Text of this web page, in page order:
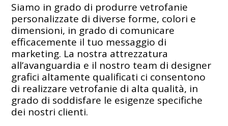
Siamo in grado di produrre vetrofanie
personalizzate di diverse forme, colori e
dimensioni, in grado di comunicare
efficacemente il tuo messaggio di
marketing. La nostra attrezzatura
all’avanguardia e il nostro team di designer
grafici altamente qualificati ci consentono
di realizzare vetrofanie di alta qualità, in
grado di soddisfare le esigenze specifiche
dei nostri clienti.